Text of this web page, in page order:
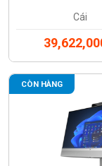
11
Cái
CÒN HÀNG